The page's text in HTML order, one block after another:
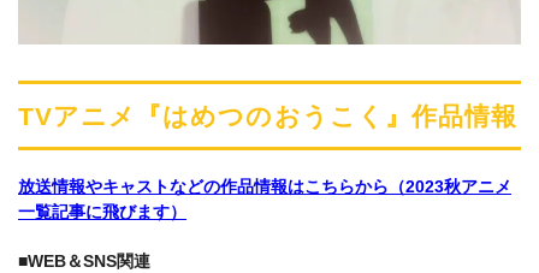
TVアニメ『はめつのおうこく』作品情報
放送情報やキャストなどの作品情報はこちらから（2023秋アニメ
一覧記事に飛びます）
■WEB＆SNS関連